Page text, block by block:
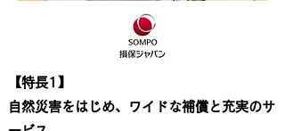
【特長1】
自然災害をはじめ、ワイドな補償と充実のサ